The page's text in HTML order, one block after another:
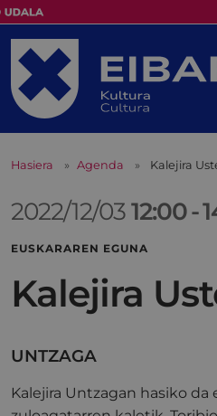
Hasiera Agenda Kalejira
2022/12/0312:00-
EUSKARAREN EGUNA
Kalejira
UNTZAGA
Kalejira Untzagan hasiko